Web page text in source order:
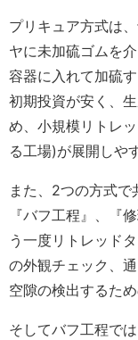
プリキュア方式は
ヤに未加硫ゴムを
容器に入れて加硫
初期投資が安く、
め、小規模リトレ
る工場)が展開しや
また、2つの方式で
『バフ工程』、『
う一度リトレッド
の外観チェック、
空隙の検出するた
そしてバフ工程で